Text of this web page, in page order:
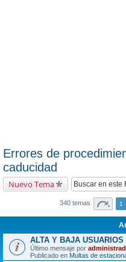
Errores de
caducidad
Nuevo Tema
340 temas 1
ALTA Y BAJA USUARIOS
Último mensaje por
Publicado en Multas de